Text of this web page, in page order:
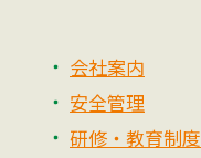
会社案内
安全管理
研修・教育制度